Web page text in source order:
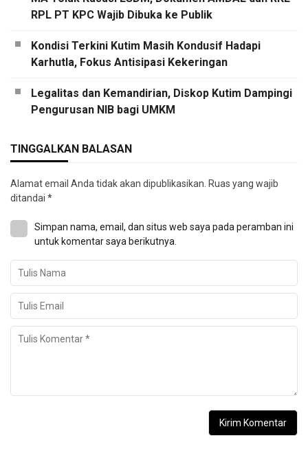
RPL PT KPC Wajib Dibuka ke Publik
Kondisi Terkini Kutim Masih Kondusif Hadapi
Karhutla, Fokus Antisipasi Kekeringan
Legalitas dan Kemandirian, Diskop Kutim Dampingi
Pengurusan NIB bagi UMKM
TINGGALKAN BALASAN
Alamat email Anda tidak akan dipublikasikan. Ruas yang wajib
ditandai *
Simpan nama, email, dan situs web saya pada peramban ini
untuk komentar saya berikutnya.